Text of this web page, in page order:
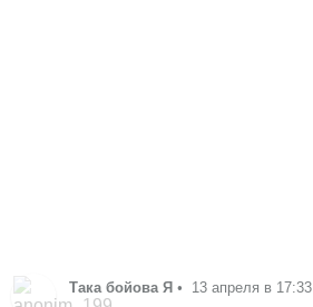
Така бойова Я • 13 апреля в 17:33